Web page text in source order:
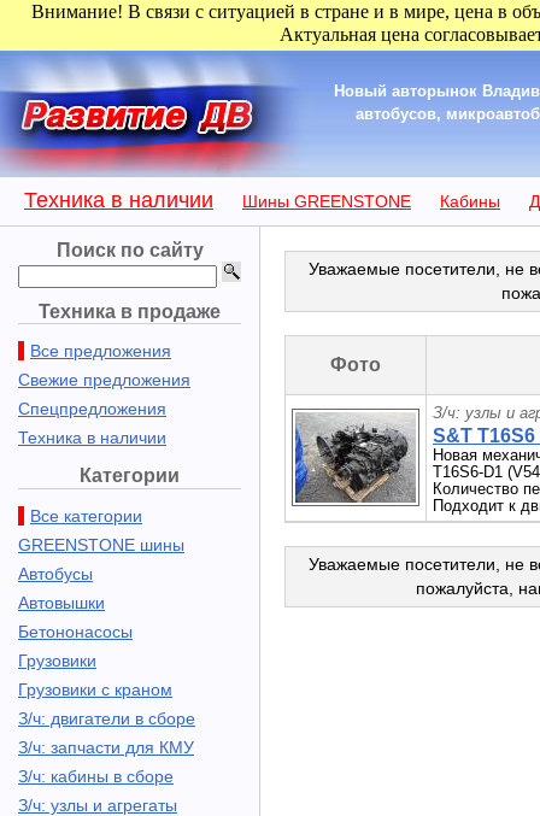
Внимание! В связи с ситуацией в стране и в мире, цена в
Актуальная цена
Новый авторынок
автобусов,
Техника в наличии Шины GREENSTONE Кабины
Поиск по сайту
Техника в продаже
Все предложения
Свежие предложения
Спецпредложения
Техника в наличии
Категории
Все категории
GREENSTONE шины
Автобусы
Автовышки
Бетононасосы
Грузовики
Грузовики с краном
З/ч: двигатели в сборе
З/ч: запчасти для КМУ
З/ч: кабины в сборе
З/ч: узлы и агрегаты
Уважаемые посетители, не
Фото
З/ч: узлы и
S&T
Новая
T16S6-D1
Количество
Подходит к
Уважаемые посетители, не
пожалуйста,